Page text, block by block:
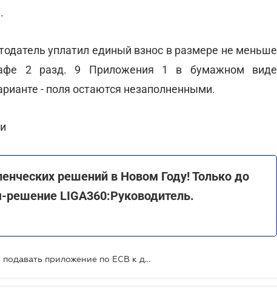
уплатил единый взнос в размере не меньше
2 разд. 9 Приложения 1 в бумажном виде
- поля остаются незаполненными.
решений в Новом Году! Только до
LIGA360:Руководитель.
Должны ли работающие ФОПы подавать приложение по ЕСВ к декларации